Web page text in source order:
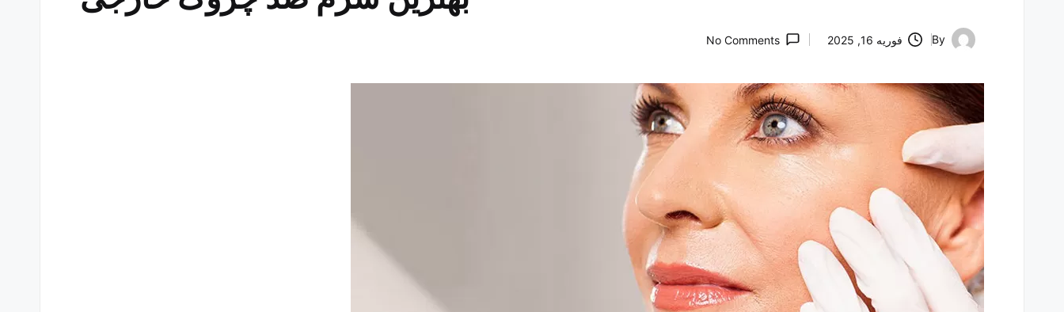
Posted
By فوریه 16, 2025 No Comments